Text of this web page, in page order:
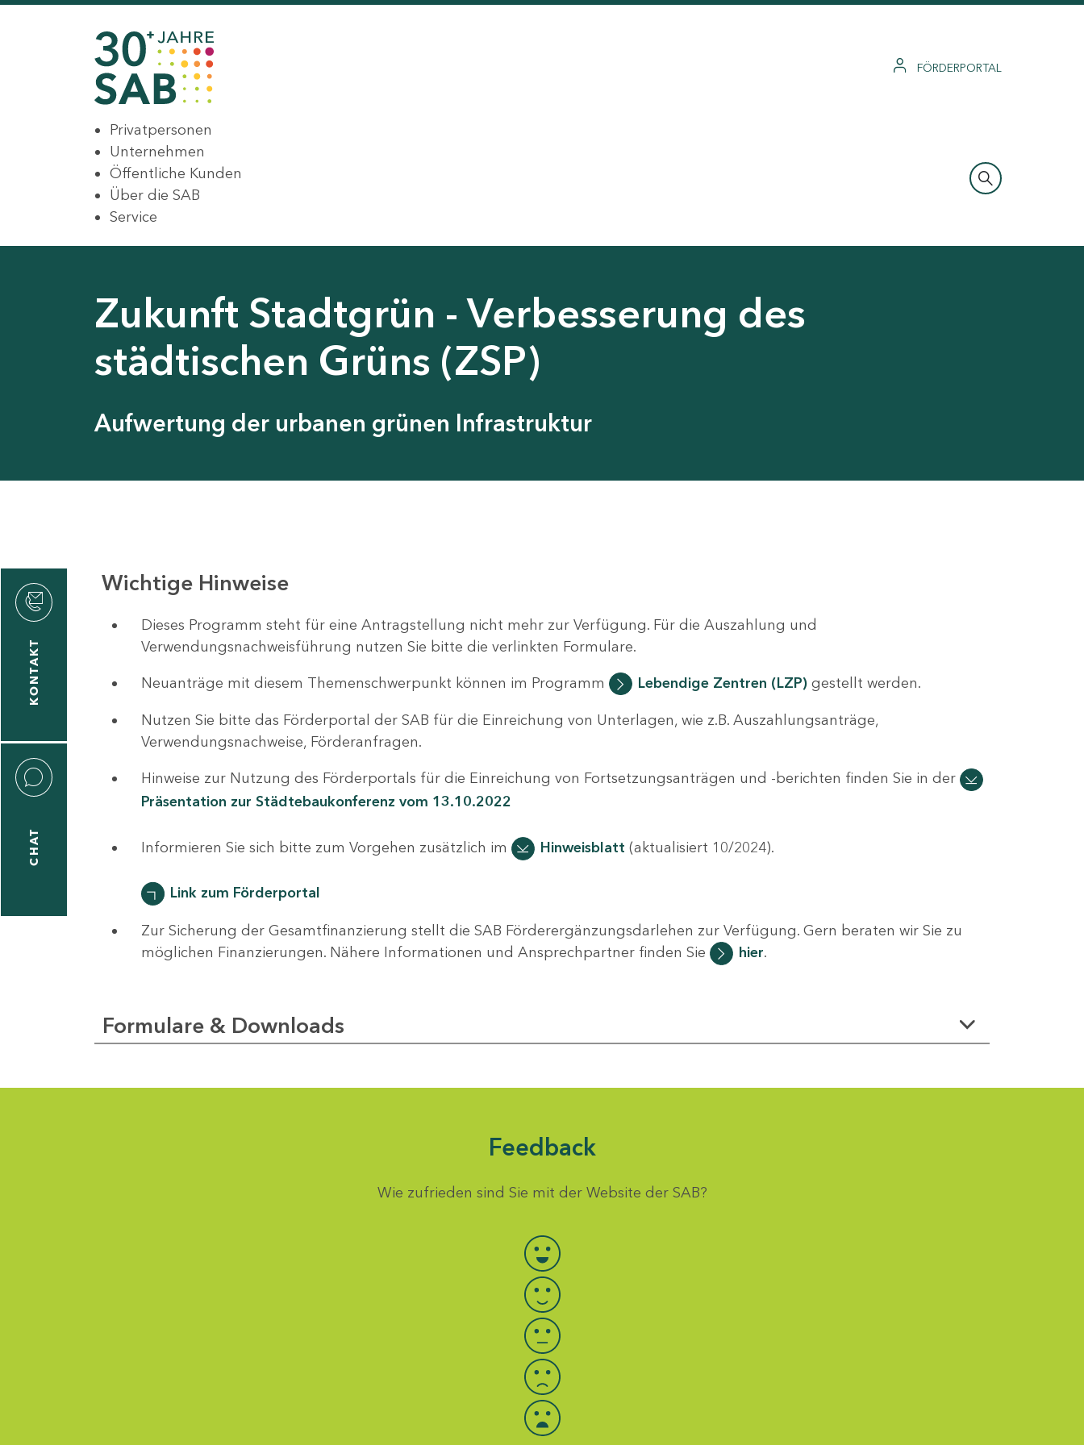
FÖRDERPORTAL
Privatpersonen
Unternehmen
Öffentliche Kunden
Über die SAB
Service
Zukunft Stadtgrün - Verbesserung des
städtischen Grüns (ZSP)
Aufwertung der urbanen grünen Infrastruktur
KONTAKT
CHAT
Wichtige Hinweise
Dieses Programm steht für eine Antragstellung nicht mehr zur Verfügung. Für die Auszahlung und
Verwendungsnachweisführung nutzen Sie bitte die verlinkten Formulare.
Neuanträge mit diesem Themenschwerpunkt können im Programm Lebendige Zentren (LZP)gestellt werden.
Nutzen Sie bitte das Förderportal der SAB für die Einreichung von Unterlagen, wie z.B. Auszahlungsanträge,
Verwendungsnachweise, Förderanfragen.
Hinweise zur Nutzung des Förderportals für die Einreichung von Fortsetzungsanträgen und -berichten finden Sie in der
Präsentation zur Städtebaukonferenz vom 13.10.2022
Informieren Sie sich bitte zum Vorgehen zusätzlich im Hinweisblatt (aktualisiert 10/2024).
Link zum Förderportal
Zur Sicherung der Gesamtfinanzierung stellt die SAB Förderergänzungsdarlehen zur Verfügung. Gern beraten wir Sie zu
möglichen Finanzierungen. Nähere Informationen und Ansprechpartner finden Sie
hier.
Formulare & Downloads
Feedback
Wie zufrieden sind Sie mit der Website der SAB?
Bewertung auswählen